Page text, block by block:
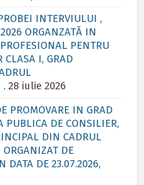
INTERVIULUI ,
ORGANZATĂ IN
PENTRU
CLASA I, GRAD
. 28 iulie 2026
PROMOVARE IN GRAD
PUBLICA DE CONSILIER,
DIN CADRUL
DE
DATA DE 23.07.2026,